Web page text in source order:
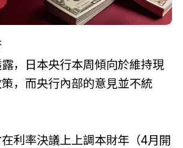
，日本央行本周傾向於維持現
，而央行內部的意見並不統
利率決議上上調本財年（4月開